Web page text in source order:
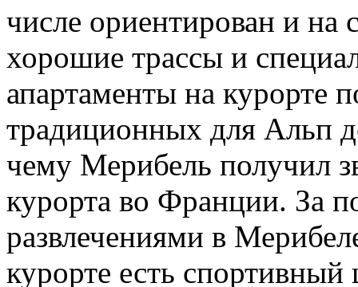
числе ориентирован и на
хорошие трассы и
апартаменты на курорте
традиционных для Альп
чему Мерибель получил
курорта во Франции. За
развлечениями в
курорте есть